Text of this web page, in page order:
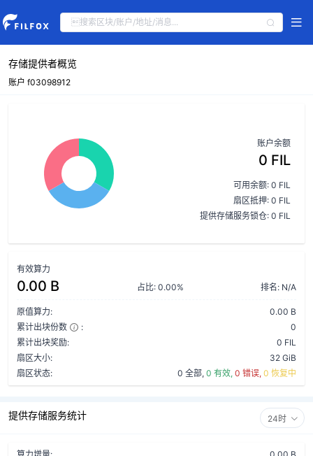
存储提供者概览
账户 f03098912
账户余额
0 FIL
可用余额: 0 FIL
扇区抵押: 0 FIL
提供存储服务锁仓: 0 FIL
有效算力
0.00 B 占比: 0.00% 排名: N/A
原值算力:
0.00 B
累计出块份数
:
0
累计出块奖励:
0 FIL
扇区大小:
32 GiB
扇区状态:
0 全部, 0 有效, 0 错误, 0 恢复中
提供存储服务统计 24时